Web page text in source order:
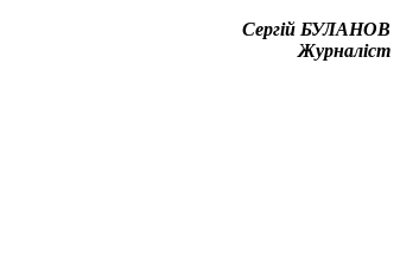
Сергій БУЛАНОВ
Журналіст